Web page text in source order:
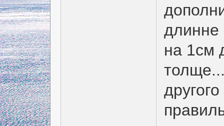
длинне
на 1см